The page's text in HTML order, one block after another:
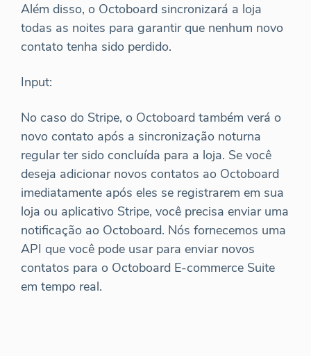
Além disso, o Octoboard sincronizará a loja
todas as noites para garantir que nenhum novo
contato tenha sido perdido.
Input:
No caso do Stripe, o Octoboard também verá o
novo contato após a sincronização noturna
regular ter sido concluída para a loja. Se você
deseja adicionar novos contatos ao Octoboard
imediatamente após eles se registrarem em sua
loja ou aplicativo Stripe, você precisa enviar uma
notificação ao Octoboard. Nós fornecemos uma
API que você pode usar para enviar novos
contatos para o Octoboard E-commerce Suite
em tempo real.